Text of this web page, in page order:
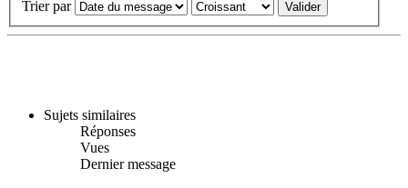
Trier par
Sujets similaires
Réponses
Vues
Dernier message